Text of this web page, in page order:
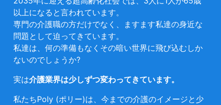
以上になると言われています。
専門の介護職の方だけでなく、ますます私達の身近な
問題として迫ってきています。
私達は、何の準備もなくその暗い世界に飛び込むしか
ないのでしょうか?
実は介護業界は少しずつ変わってきています。
私たちPoly (ポリー)は、今までの介護のイメージと少